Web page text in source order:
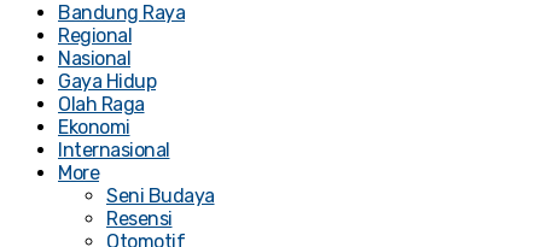
Bandung Raya
Regional
Nasional
Gaya Hidup
Olah Raga
Ekonomi
Internasional
More
Seni Budaya
Resensi
Otomotif